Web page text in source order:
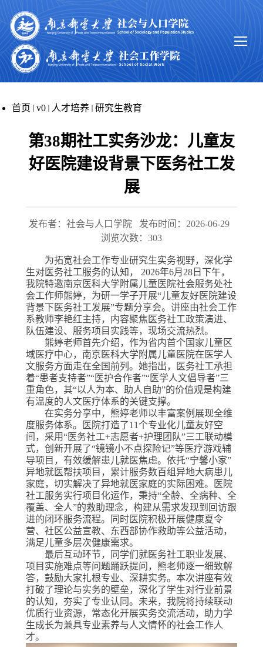
首页 v0 人才培养 研究生教育
第38期社工实务沙龙：儿童友
好医院建设背景下医务社工发
展
发布者：社会与人口学院
发布时间：2026-06-29
浏览次数： 303
为拓宽社会工作专业研究生实务视野，深化学
生对医务社工服务的认知， 2026年6月28日下午，
我院特邀南京 医科大学附属儿童医院社会服务处社
会工作师熊婷，为研一学子开展“儿童友好医院建设
背景下医务社工发展”专题分享会。讲座由社会工作
系教师李艳红主持，内容聚焦医务社工政策演进、
队伍建设、服务项目实践等，现场交流热烈。
熊婷老师首先介绍，作为省内首个国家儿童区
域医疗中心，南京医科大学附属儿童医院在医学人
文服务方面走在全国前列。她指出，医务社工承担
着“患者支持者”“医护合作者”“医学人文倡导者”三
重角色，其“以人为本、助人自助”的价值观是构建
有温度的人文医疗体系的关键支撑。
在实务分享中，熊婷老师以丰富案例展现全维
度服务体系。医院打造了11个专业化儿童友好空
间，采用“医务社工+志愿者+护理团队”三工联动模
式，创新开展了“镜镜小不点探险记”等医疗游戏辅
导项目， 有效缓解患儿就医焦虑。依托“宁馨小家”
异地就医帮扶项目，累计服务数百组异地大病患儿
家庭， 切实解决了异地就医家庭的实际困难。医院
社工服务实行项目化运作， 秉持“全龄、全病种、全
覆盖、全人”的救助理念， 构建从需求发现到回访跟
进的闭环服务流程。 同时医院积极开展健康夏令
营、社区公益宣教、东西部协作救助等公益活动，
满足儿童多层次健康需求。
最后互动环节，同学们 就医务社工职业发展、
项目实施难点等问题踊跃提问，熊老师逐一细致解
答，鼓励大家扎根专业、深耕实务。本次讲座有效
打破了理论与实务的壁垒， 深化了学生对行业前景
的认知，夯实了专业认同。未来，我院将持续联动
优质行业资源，常态化开展实务交流活动，助力学
生成长为兼具专业素养与人文情怀的社会工作人
才。